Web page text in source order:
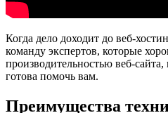
Когда дело доходит до веб-
команду экспертов, которые
производительностью веб-
готова помочь вам.
Преимущества